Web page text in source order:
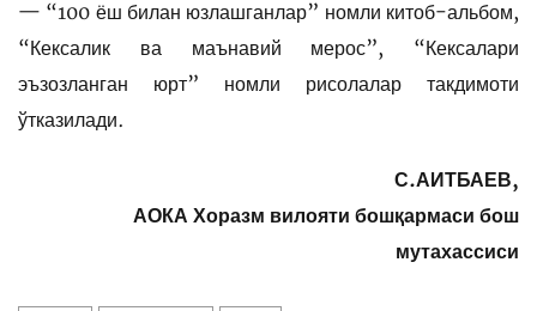
— “100 ёш билан юзлашганлар” номли китоб-альбом,
“Кексалик ва маънавий мерос”, “Кексалари
эъзозланган юрт” номли рисолалар такдимоти
ўтказилади.
С.АИТБАЕВ,
АОКА Хоразм вилояти бошқармаси бош
мутахассиси